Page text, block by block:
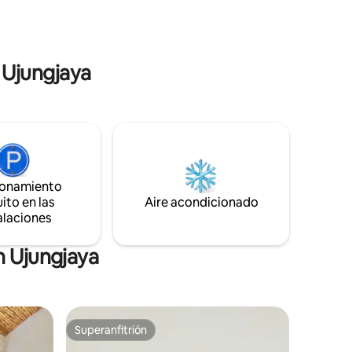
en las
Aire acondicionado
Ujungjaya
Superanfitrión
Superanfitrión